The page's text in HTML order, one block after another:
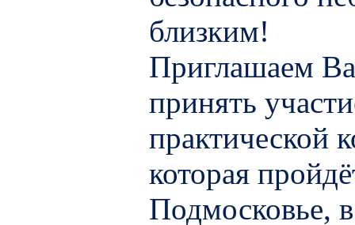
близким!
Приглашаем
принять
практической
которая
Подмосковье,